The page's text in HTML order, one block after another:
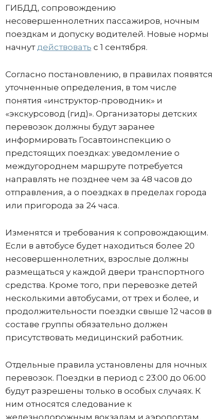
ГИБДД, сопровождению
несовершеннолетних пассажиров, ночным
поездкам и допуску водителей. Новые нормы
начнут действовать с 1 сентября.
Согласно постановлению, в правилах появятся
уточненные определения, в том числе
понятия «инструктор-проводник» и
«экскурсовод (гид)». Организаторы детских
перевозок должны будут заранее
информировать Госавтоинспекцию о
предстоящих поездках: уведомление о
междугороднем маршруте потребуется
направлять не позднее чем за 48 часов до
отправления, а о поездках в пределах города
или пригорода за 24 часа.
Изменятся и требования к сопровождающим.
Если в автобусе будет находиться более 20
несовершеннолетних, взрослые должны
размещаться у каждой двери транспортного
средства. Кроме того, при перевозке детей
несколькими автобусами, от трех и более, и
продолжительности поездки свыше 12 часов в
составе группы обязательно должен
присутствовать медицинский работник.
Отдельные правила установлены для ночных
перевозок. Поездки в период с 23:00 до 06:00
будут разрешены только в особых случаях. К
ним относятся следование к
железнодорожным вокзалам и аэропортам,